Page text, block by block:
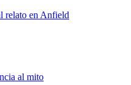
relato en Anfield
al mito